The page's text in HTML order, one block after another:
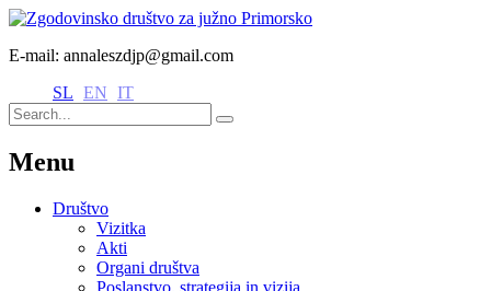
E-mail: annaleszdjp@gmail.com
SL EN IT
Menu
Društvo
Vizitka
Akti
Organi društva
Poslanstvo, strategija in vizija